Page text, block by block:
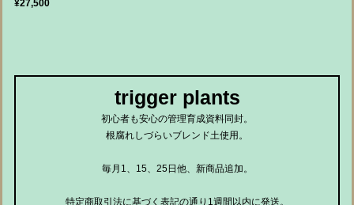
¥27,500
trigger plants
初心者も安心の管理育成資料同封。
根腐れしづらいブレンド土使用。
毎月1、15、25日他、新商品追加。
特定商取引法に基づく表記の通り1週間以内に発送。